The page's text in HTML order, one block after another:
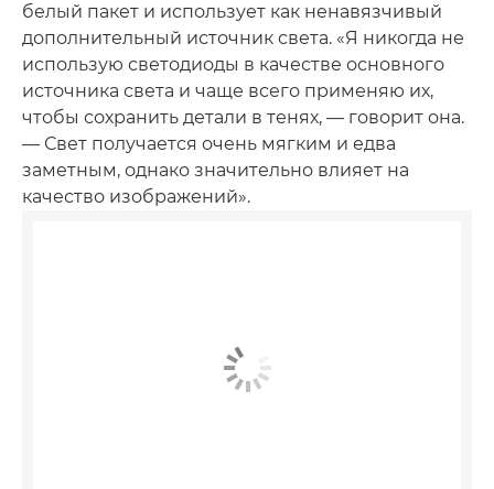
белый пакет и использует как ненавязчивый
дополнительный источник света. «Я никогда не
использую светодиоды в качестве основного
источника света и чаще всего применяю их,
чтобы сохранить детали в тенях, — говорит она.
— Свет получается очень мягким и едва
заметным, однако значительно влияет на
качество изображений».